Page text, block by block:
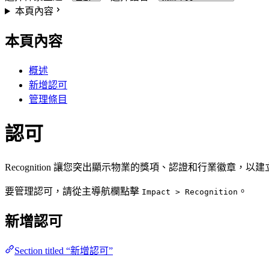
本頁內容
本頁內容
概述
新增認可
管理條目
認可
Recognition 讓您突出顯示物業的獎項、認證和行業徽章，以建
要管理認可，請從主導航欄點擊 Impact > Recognition 。
新增認可
Section titled “新增認可”